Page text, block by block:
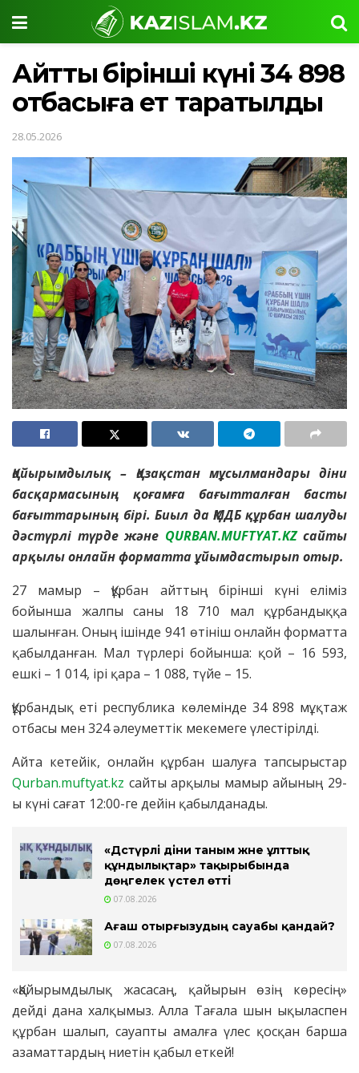
Айттың бірінші күні 34 898
отбасыға ет таратылды
28.05.2026
Қайырымдылық – Қазақстан мұсылмандары діни
басқармасының қоғамға бағытталған басты
бағыттарының бірі. Биыл да ҚМДБ құрбан шалуды
дәстүрлі түрде және QURBAN.MUFTYAT.KZсайты
арқылы онлайн форматта ұйымдастырып отыр.
27 мамыр – Құрбан айттың бірінші күні еліміз
бойынша жалпы саны 18 710 мал құрбандыққа
шалынған. Оның ішінде 941 өтініш онлайн форматта
қабылданған. Мал түрлері бойынша: қой – 16 593,
ешкі – 1 014, ірі қара – 1 088, түйе – 15.
Құрбандық еті республика көлемінде 34 898 мұқтаж
отбасы мен 324 әлеуметтік мекемеге үлестірілді.
Айта кетейік, онлайн құрбан шалуға тапсырыстар
Qurban.muftyat.kz сайты арқылы мамыр айының 29-
ы күні сағат 12:00-ге дейін қабылданады.
«Дәстүрлі діни таным және ұлттық
құндылықтар» тақырыбында
дөңгелек үстел өтті
07.08.2026
Ағаш отырғызудың сауабы қандай?
07.08.2026
«Қайырымдылық жасасаң, қайырын өзің көресің»
дейді дана халқымыз. Алла Тағала шын ықыласпен
құрбан шалып, сауапты амалға үлес қосқан барша
азаматтардың ниетін қабыл еткей!